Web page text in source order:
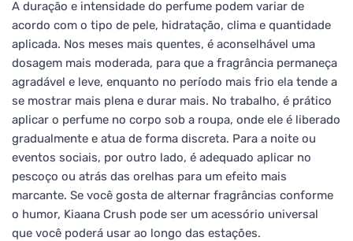
A duração e intensidade do perfume podem variar de
acordo com o tipo de pele, hidratação, clima e quantidade
aplicada. Nos meses mais quentes, é aconselhável uma
dosagem mais moderada, para que a fragrância permaneça
agradável e leve, enquanto no período mais frio ela tende a
se mostrar mais plena e durar mais. No trabalho, é prático
aplicar o perfume no corpo sob a roupa, onde ele é liberado
gradualmente e atua de forma discreta. Para a noite ou
eventos sociais, por outro lado, é adequado aplicar no
pescoço ou atrás das orelhas para um efeito mais
marcante. Se você gosta de alternar fragrâncias conforme
o humor, Kiaana Crush pode ser um acessório universal
que você poderá usar ao longo das estações.